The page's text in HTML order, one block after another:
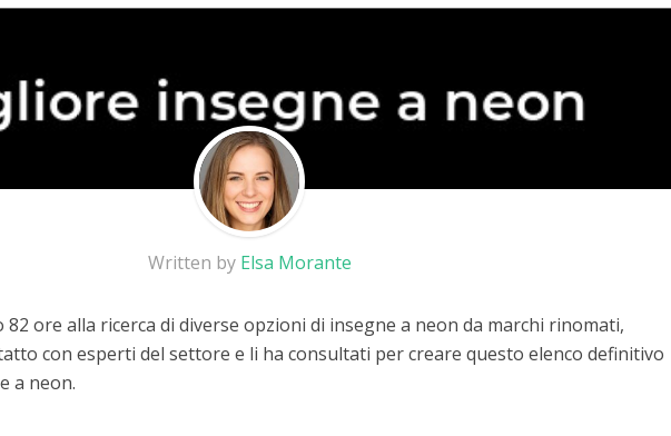
Written by Elsa Morante
ore alla ricerca di diverse opzioni di insegne a neon da marchi rinomati,
con esperti del settore e li ha consultati per creare questo elenco definitivo
a neon.